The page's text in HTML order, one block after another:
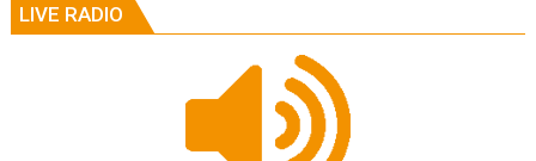
LIVE RADIO